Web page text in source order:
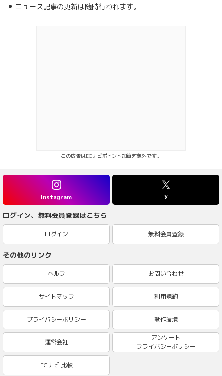
ニュース記事の更新は随時行われます。
この広告はECナビポイント加算対象外です。
Instagram X
ログイン、無料会員登録はこちら
ログイン 無料会員登録
その他のリンク
ヘルプ お問い合わせ
サイトマップ 利用規約
プライバシーポリシー 動作環境
運営会社
アンケート
プライバシーポリシー
ECナビ 比較